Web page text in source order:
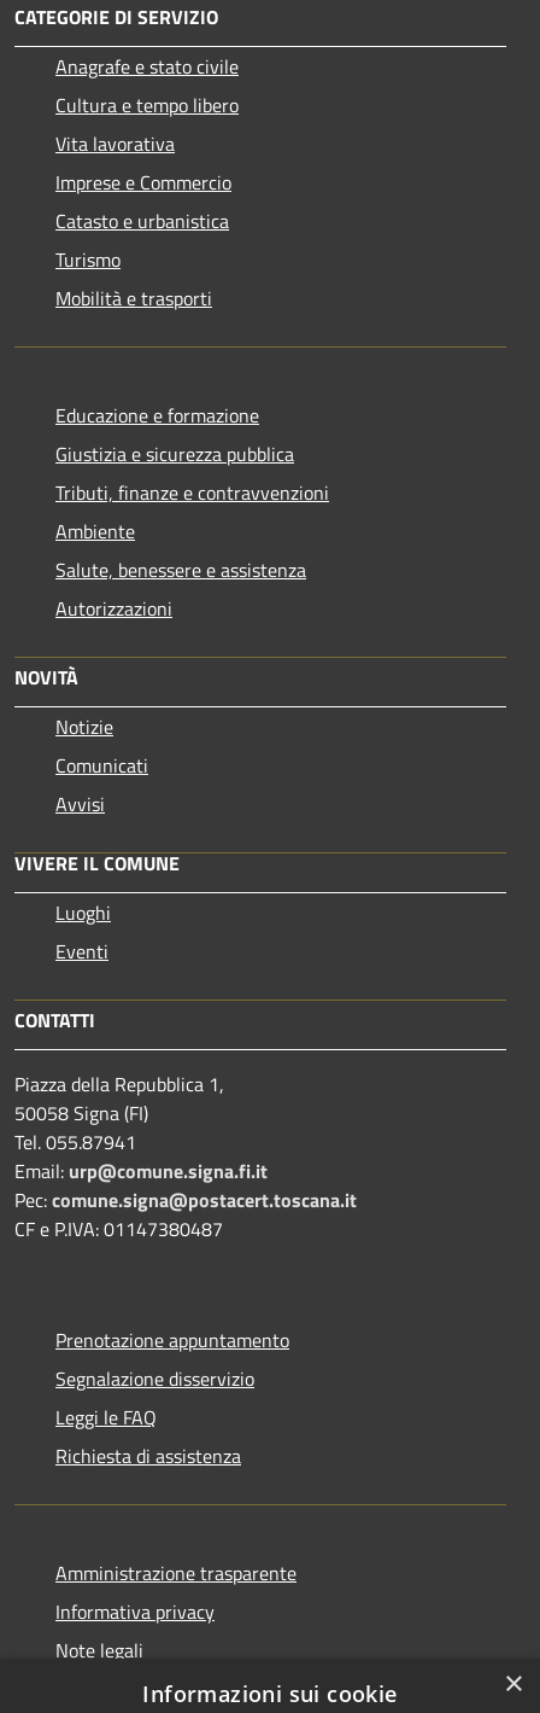
CATEGORIE DI SERVIZIO
Anagrafe e stato civile
Cultura e tempo libero
Vita lavorativa
Imprese e Commercio
Catasto e urbanistica
Turismo
Mobilità e trasporti
Educazione e formazione
Giustizia e sicurezza pubblica
Tributi, finanze e contravvenzioni
Ambiente
Salute, benessere e assistenza
Autorizzazioni
NOVITÀ
Notizie
Comunicati
Avvisi
VIVERE IL COMUNE
Luoghi
Eventi
CONTATTI
Piazza della Repubblica 1,
50058 Signa (FI)
Tel. 055.87941
Email: urp@comune.signa.fi.it
Pec:comune.signa@postacert.toscana.it
CF e P.IVA: 01147380487
Prenotazione appuntamento
Segnalazione disservizio
Leggi le FAQ
Richiesta di assistenza
Amministrazione trasparente
Informativa privacy
Note legali
Dichiarazione di accessibilità
×
Informazioni sui cookie